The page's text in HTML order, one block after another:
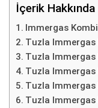
İçerik Hakkında
Immergas
Tuzla Immergas
Tuzla
Tuzla
Tuzla
Tuzla Immergas